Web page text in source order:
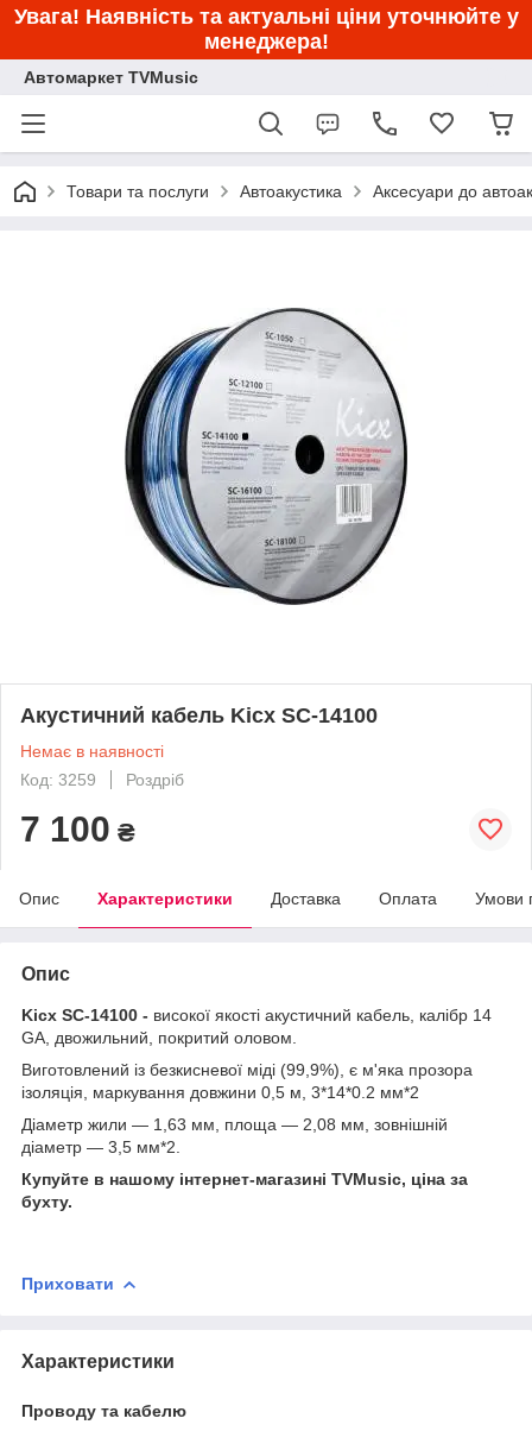
Увага! Наявність та актуальні ціни уточнюйте у
менеджера!
Автомаркет TVMusic
Товари та послуги Автоакустика Аксесуари до
Акустичний кабель Kicx SC-14100
Немає в наявності
Код: 3259
Роздріб
7 100 ₴
Опис Характеристики Доставка Оплата Умови
Опис
Kicx SC-14100 - високої якості акустичний кабель, калібр 14
GA, двожильний, покритий оловом.
Виготовлений із безкисневої міді (99,9%), є м'яка прозора
ізоляція, маркування довжини 0,5 м, 3*14*0.2 мм*2
Діаметр жили — 1,63 мм, площа — 2,08 мм, зовнішній
діаметр — 3,5 мм*2.
Купуйте в нашому інтернет-магазині TVMusic, ціна за
бухту.
Приховати
Характеристики
Проводу та кабелю